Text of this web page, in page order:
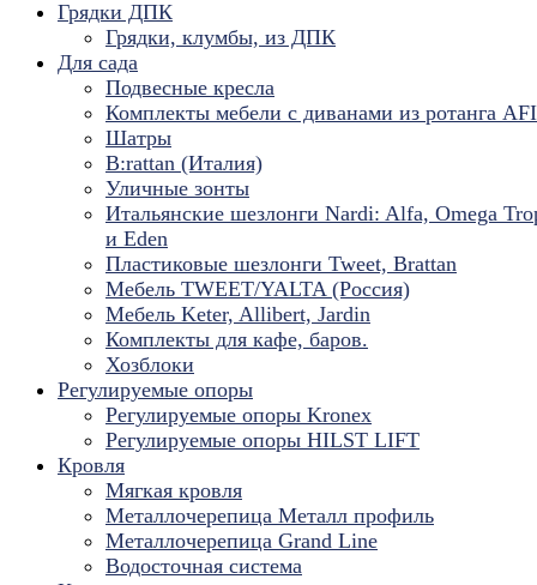
Грядки ДПК
Грядки, клумбы, из ДПК
Для сада
Подвесные кресла
Комплекты мебели с диванами из ротанга
Шатры
B:rattan (Италия)
Уличные зонты
Итальянские шезлонги Nardi: Alfa, Omega
и Eden
Пластиковые шезлонги Tweet, Brattan
Мебель TWEET/YALTA (Россия)
Мебель Keter, Allibert, Jardin
Комплекты для кафе, баров.
Хозблоки
Регулируемые опоры
Регулируемые опоры Kronex
Регулируемые опоры HILST LIFT
Кровля
Мягкая кровля
Металлочерепица Металл профиль
Металлочерепица Grand Line
Водосточная система